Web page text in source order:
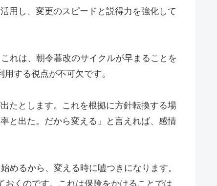
用し、変更のスピードと説得力を強化して
れは、朝令暮改のサイクルが早まることを
する視点が不可欠です。
たとします。これを根拠に方針転換する場
と出た。だから変える」と言えれば、感情
めるから、変える時に嘘つきになります。
おくのです。これは保険をかけることでは